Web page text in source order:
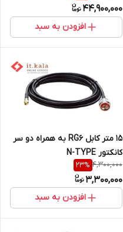
44,900,000
افزودن به سبد
15 متر کابل RG6 به همراه دو سر
کانکتور N-TYPE
4,300,000
23%
3,300,000
افزودن به سبد